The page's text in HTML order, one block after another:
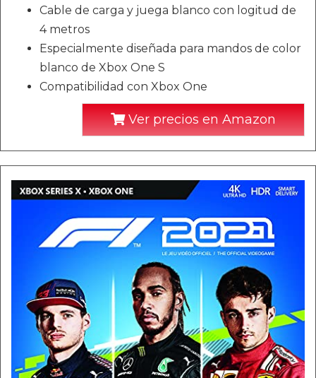
Cable de carga y juega blanco con logitud de
4 metros
Especialmente diseñada para mandos de color
blanco de Xbox One S
Compatibilidad con Xbox One
Ver precios en Amazon